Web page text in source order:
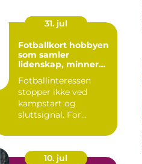
31. jul
Fotballkort hobbyen
som samler
lidenskap, minner
Fotballinteressen
stopper ikke ved
kampstart og
sluttsignal. For
engasjementet i sa...
10. jul